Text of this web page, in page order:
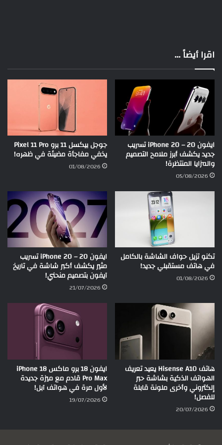
اقرا أيضاً ...
ايفون 20 – iPhone 20 تسريب
جديد يكشف أبرز ملامح التصميم
والمزايا المنتظرة!
05/08/2026
جوجل بيكسل 11 برو Pixel 11 Pro
يخفي مفاجأة مضيئة في ظهره!
01/08/2026
تكنو تزيل حواف الشاشة بالكامل
في هاتف مستقبلي جديد!
01/08/2026
ايفون 20 – iPhone 20 تسريب
مثير يكشف أكبر شاشة في تاريخ
آيفون بتصميم منحني!
21/07/2026
هاتف Hisense A10 يعيد تعريف
الهواتف الذكية بشاشة حبر
إلكتروني وأخرى ملونة قابلة
للفصل!
20/07/2026
ايفون 18 برو ماكس iPhone 18
Pro Max قادم مع ميزة جديدة
لأول مرة في هواتف آبل!
19/07/2026